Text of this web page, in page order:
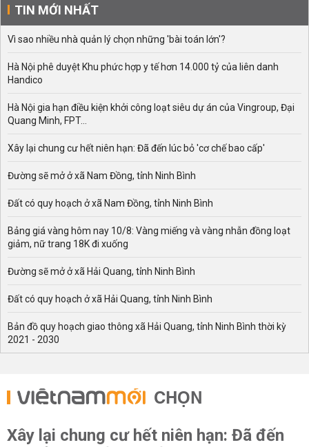
TIN MỚI NHẤT
Vì sao nhiều nhà quản lý chọn những 'bài toán lớn'?
Hà Nội phê duyệt Khu phức hợp y tế hơn 14.000 tỷ của liên danh
Handico
Hà Nội gia hạn điều kiện khởi công loạt siêu dự án của Vingroup, Đại
Quang Minh, FPT...
Xây lại chung cư hết niên hạn: Đã đến lúc bỏ 'cơ chế bao cấp'
Đường sẽ mở ở xã Nam Đồng, tỉnh Ninh Bình
Đất có quy hoạch ở xã Nam Đồng, tỉnh Ninh Bình
Bảng giá vàng hôm nay 10/8: Vàng miếng và vàng nhẫn đồng loạt
giảm, nữ trang 18K đi xuống
Đường sẽ mở ở xã Hải Quang, tỉnh Ninh Bình
Đất có quy hoạch ở xã Hải Quang, tỉnh Ninh Bình
Bản đồ quy hoạch giao thông xã Hải Quang, tỉnh Ninh Bình thời kỳ
2021 - 2030
CHỌN
Xây lại chung cư hết niên hạn: Đã đến